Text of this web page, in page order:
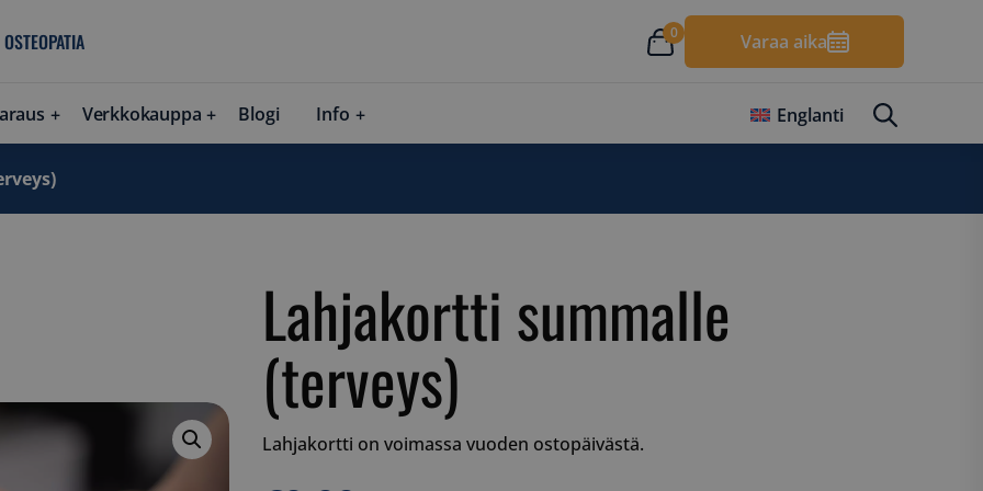
0 Varaa aika
Verkkokauppa Blogi Info Englanti
Lahjakortti summalle
(terveys)
Lahjakortti on voimassa vuoden ostopäivästä.